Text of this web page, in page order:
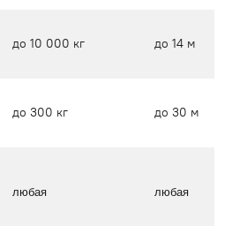
до 10 000 кг до 14 м
до 300 кг до 30 м
любая любая